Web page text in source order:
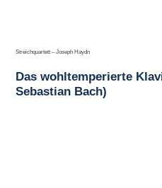
Streichquartett – Joseph Haydn
Das wohltemperierte
Sebastian Bach)